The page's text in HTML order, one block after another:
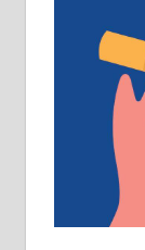
д.о.о.
превоз,
локал 22